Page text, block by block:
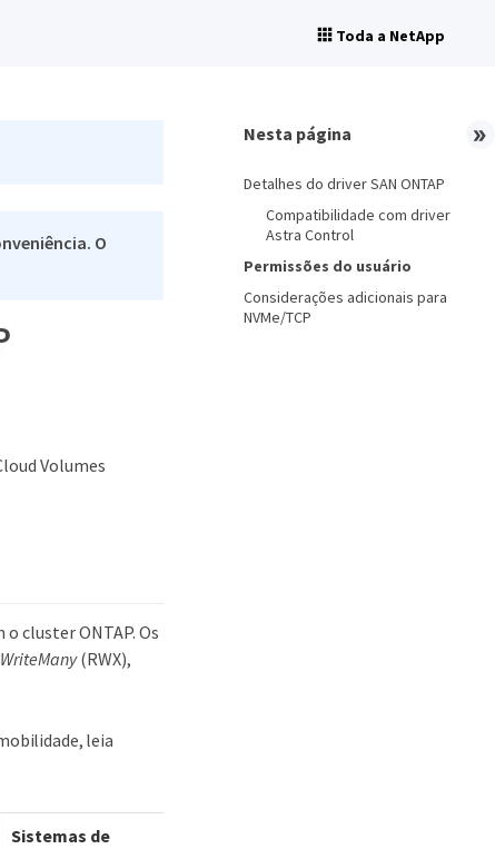
Toda a NetApp
O
Volumes
cluster ONTAP. Os
(RWX),
leia
Sistemas de
Nesta página
Detalhes do driver SAN ONTAP
Compatibilidade com driver
Astra Control
Permissões do usuário
Considerações adicionais para
NVMe/TCP